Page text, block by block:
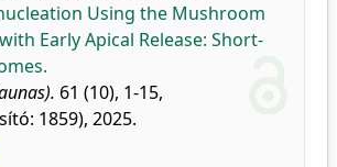
Using the Mushroom
Early Apical Release: Short-
61 (10), 1-15,
1859), 2025.